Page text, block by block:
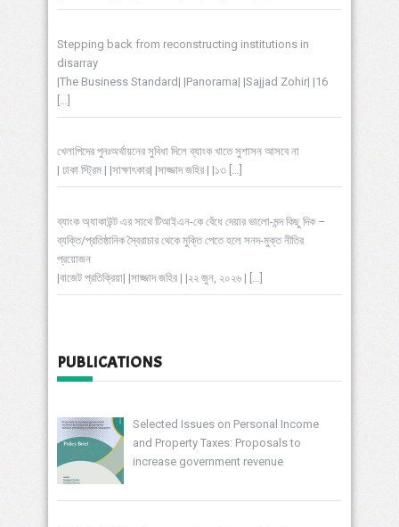
Stepping back from reconstructing institutions in
disarray
|The Business Standard| |Panorama| |Sajjad Zohir| |16
[…]
খেলাপিদের পুনঃঅর্থায়নের সুবিধা দিলে ব্যাংক খাতে সুশাসন আসবে না
| ঢাকা স্ট্রিম | |সাক্ষাৎকার| |সাজ্জাদ জহির | |১৩ […]
ব্যাংক অ্যাকাউন্ট এর সাথে টিআইএন-কে বেঁধে দেয়ার ভালো-মন্দ কিছু দিক –
ব্যক্তি/প্রতিষ্ঠানিক স্বৈরাচার থেকে মুক্তি পেতে হলে সনদ-মুক্ত নীতির
প্রয়োজন
|বাজেট প্রতিক্রিয়া| |সাজ্জাদ জহির | |২২ জুন, ২০২৬ | […]
PUBLICATIONS
Selected Issues on Personal Income
and Property Taxes: Proposals to
increase government revenue